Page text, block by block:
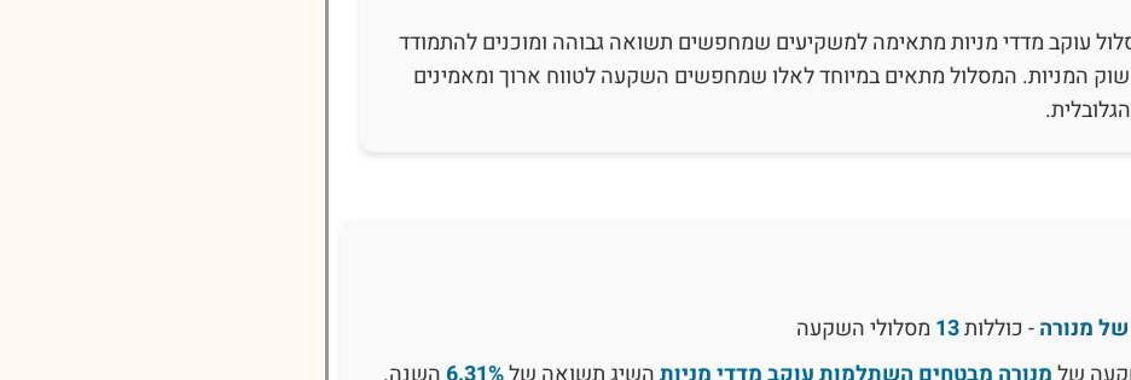
עוקב מדדי מניות מתאימה למשקיעים שמחפשים תשואה גבוהה ומוכנים להתמודד
המניות. המסלול מתאים במיוחד לאלו שמחפשים השקעה לטווח ארוך ומאמינים
מנורה- כוללות13 מסלולי השקעה